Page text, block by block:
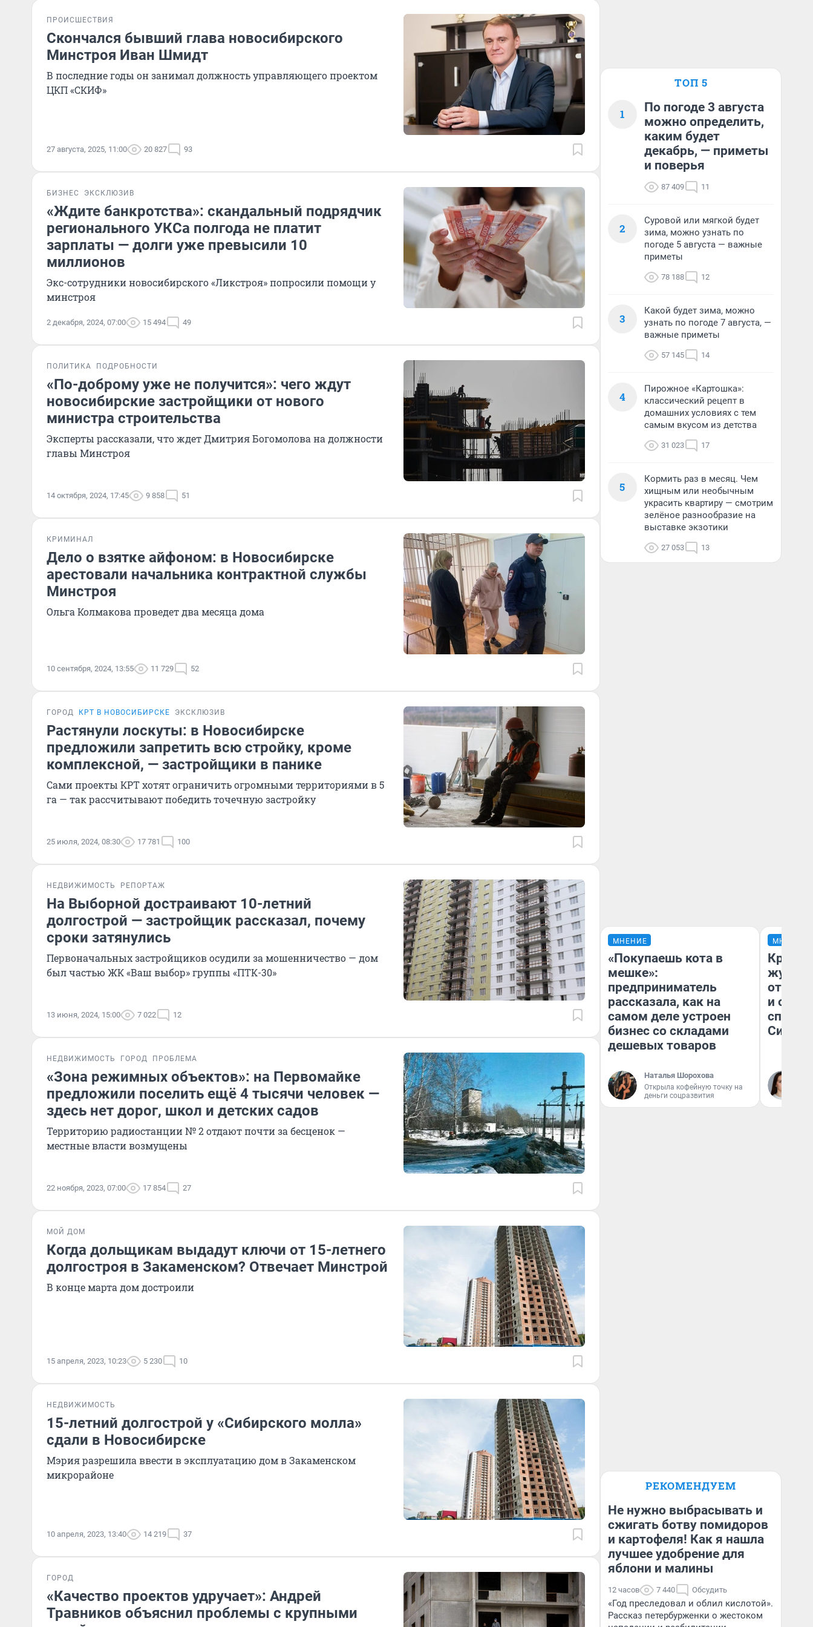
ПРОИСШЕСТВИЯ
Скончался бывший глава новосибирского
Минстроя Иван Шмидт
В последние годы он занимал должность управляющего проектом
ЦКП «СКИФ»
27 августа, 2025, 11:00 20 827 93
БИЗНЕС ЭКСКЛЮЗИВ
«Ждите банкротства»: скандальный подрядчик
регионального УКСа полгода не платит
зарплаты — долги уже превысили 10
миллионов
Экс-сотрудники новосибирского «Ликстроя» попросили помощи у
минстроя
2 декабря, 2024, 07:00 15 494 49
ПОЛИТИКА ПОДРОБНОСТИ
«По-доброму уже не получится»: чего ждут
новосибирские застройщики от нового
министра строительства
Эксперты рассказали, что ждет Дмитрия Богомолова на должности
главы Минстроя
14 октября, 2024, 17:45 9 858 51
КРИМИНАЛ
Дело о взятке айфоном: в Новосибирске
арестовали начальника контрактной службы
Минстроя
Ольга Колмакова проведет два месяца дома
10 сентября, 2024, 13:55 11 729 52
ГОРОД КРТ В НОВОСИБИРСКЕ ЭКСКЛЮЗИВ
Растянули лоскуты: в Новосибирске
предложили запретить всю стройку, кроме
комплексной, — застройщики в панике
Сами проекты КРТ хотят ограничить огромными территориями в 5
га — так рассчитывают победить точечную застройку
25 июля, 2024, 08:30 17 781 100
НЕДВИЖИМОСТЬ РЕПОРТАЖ
На Выборной достраивают 10-летний
долгострой — застройщик рассказал, почему
сроки затянулись
Первоначальных застройщиков осудили за мошенничество — дом
был частью ЖК «Ваш выбор» группы «ПТК-30»
13 июня, 2024, 15:00 7 022 12
НЕДВИЖИМОСТЬ ГОРОД ПРОБЛЕМА
«Зона режимных объектов»: на Первомайке
предложили поселить ещё 4 тысячи человек —
здесь нет дорог, школ и детских садов
Территорию радиостанции № 2 отдают почти за бесценок —
местные власти возмущены
22 ноября, 2023, 07:00 17 854 27
МОЙ ДОМ
Когда дольщикам выдадут ключи от 15-летнего
долгостроя в Закаменском? Отвечает Минстрой
В конце марта дом достроили
15 апреля, 2023, 10:23 5 230 10
НЕДВИЖИМОСТЬ
15-летний долгострой у «Сибирского молла»
сдали в Новосибирске
Мэрия разрешила ввести в эксплуатацию дом в Закаменском
микрорайоне
10 апреля, 2023, 13:40 14 219 37
ГОРОД
«Качество проектов удручает»: Андрей
Травников объяснил проблемы с крупными
ТОП 5
1
По погоде 3 августа
можно определить,
каким будет
декабрь, — приметы
и поверья
87 409 11
2
Суровой или мягкой будет
зима, можно узнать по
погоде 5 августа — важные
приметы
78 188 12
3
Какой будет зима, можно
узнать по погоде 7 августа, —
важные приметы
57 145 14
4
Пирожное «Картошка»:
классический рецепт в
домашних условиях с тем
самым вкусом из детства
31 023 17
5
Кормить раз в месяц. Чем
хищным или необычным
украсить квартиру — смотрим
зелёное разнообразие на
выставке экзотики
27 053 13
МНЕНИЕ
«Покупаешь кота в
мешке»:
предприниматель
рассказала, как на
самом деле устроен
бизнес со складами
дешевых товаров
Наталья Шорохова
Открыла кофейную точку на
деньги соцразвития
МНЕНИЕ
и
споре
РЕКОМЕНДУЕМ
Не нужно выбрасывать и
сжигать ботву помидоров
и картофеля! Как я нашла
лучшее удобрение для
яблони и малины
12 часов 7 440 Обсудить
«Год преследовал и облил кислотой».
Рассказ петербурженки о жестоком